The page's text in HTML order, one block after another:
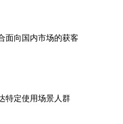
面向国内市场的获客
特定使用场景人群